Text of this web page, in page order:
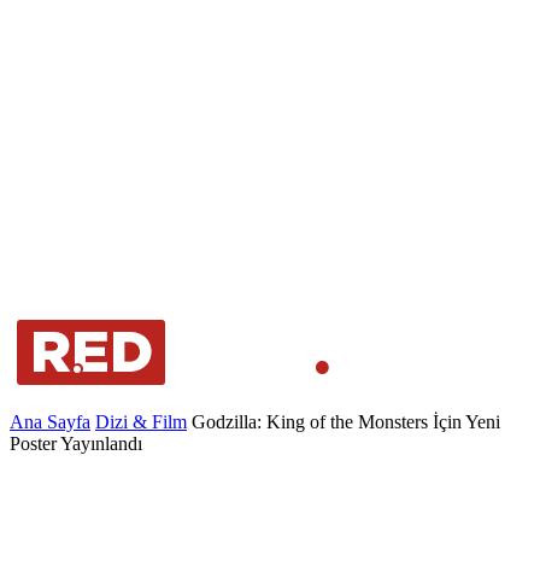
Ana Sayfa Dizi & Film Godzilla: King of the Monsters İçin Yeni
Poster Yayınlandı